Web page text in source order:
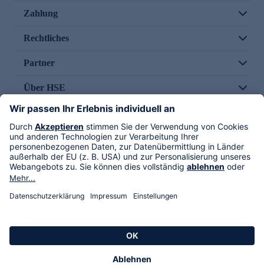
Zahlung
Rechtliches
Partner
Über HSE
Im TV
HSE International